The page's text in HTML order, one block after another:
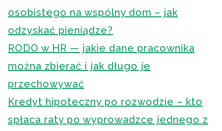
osobistego na wspólny dom – jak
odzyskać pieniądze?
RODO w HR — jakie dane pracownika
można zbierać i jak długo je
przechowywać
Kredyt hipoteczny po rozwodzie – kto
spłaca raty po wyprowadzce jednego z